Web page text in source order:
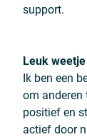
support.
Leuk
Ik ben een
om anderen
positief en
actief door